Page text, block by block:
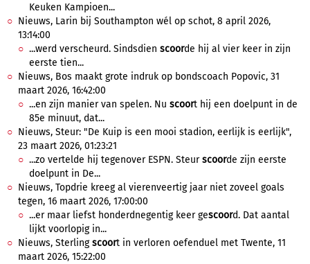
Keuken Kampioen...
Nieuws, Larin bij Southampton wél op schot, 8 april 2026,
13:14:00
...werd verscheurd. Sindsdien scoorde hij al vier keer in zijn
eerste tien...
Nieuws, Bos maakt grote indruk op bondscoach Popovic, 31
maart 2026, 16:42:00
...en zijn manier van spelen. Nu scoort hij een doelpunt in de
85e minuut, dat...
Nieuws, Steur: "De Kuip is een mooi stadion, eerlijk is eerlijk",
23 maart 2026, 01:23:21
...zo vertelde hij tegenover ESPN. Steurscoorde zijn eerste
doelpunt in De...
Nieuws, Topdrie kreeg al vierenveertig jaar niet zoveel goals
tegen, 16 maart 2026, 17:00:00
...er maar liefst honderdnegentig keer gescoord. Dat aantal
lijkt voorlopig in...
Nieuws, Sterlingscoort in verloren oefenduel met Twente, 11
maart 2026, 15:22:00